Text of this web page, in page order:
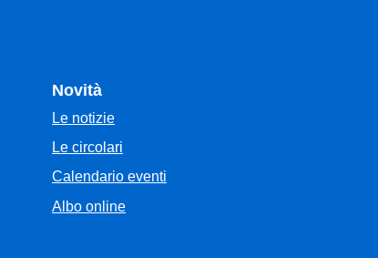
Novità
Le notizie
Le circolari
Calendario eventi
Albo online